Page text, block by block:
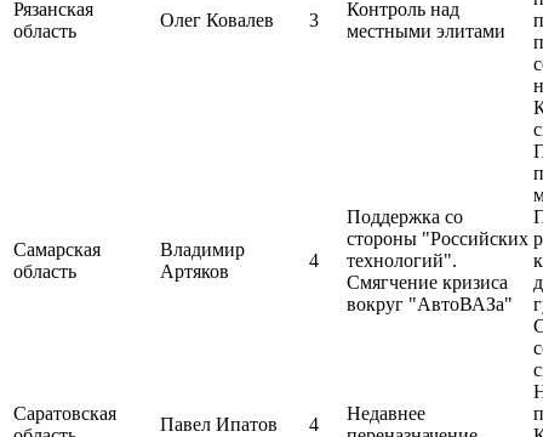
Рязанская
область
Олег Ковалев 3
Контроль над
местными элитами
Самарская
область
Владимир
Артяков
4
Поддержка со
стороны "Российских
технологий".
Смягчение кризиса
вокруг "АвтоВАЗа"
Саратовская
Павел Ипатов 4
Недавнее